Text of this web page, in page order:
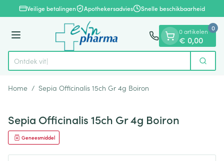
Ga naar de inhoud
1 van 1Veilige betalingen Apothekersadvies Snelle beschikbaarheid
Menu
Product, merk, categorie...
Ontdek vitamin Zoek
0 artikelen
€ 0,00
0
Home / Sepia Officinalis 15ch Gr 4g Boiron
Sepia Officinalis 15ch Gr 4g Boiron
Geneesmiddel